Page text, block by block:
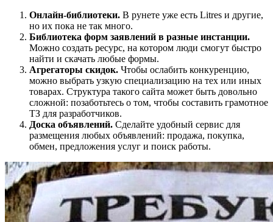
Онлайн-библиотеки. В рунете уже есть Litres и другие,
но их пока не так много.
Библиотека форм заявлений в разные инстанции.
Можно создать ресурс, на котором люди смогут быстро
найти и скачать любые формы.
Агрегаторы скидок. Чтобы ослабить конкуренцию,
можно выбрать узкую специализацию на тех или иных
товарах. Структура такого сайта может быть довольно
сложной: позаботьтесь о том, чтобы составить грамотное
ТЗ для разработчиков.
Доска объявлений. Сделайте удобный сервис для
размещения любых объявлений: продажа, покупка,
обмен, предложения услуг и поиск работы.